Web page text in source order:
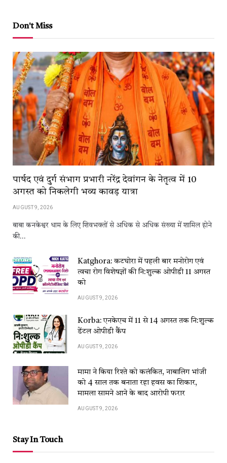
Don't Miss
पार्षद एवं दुर्ग संभाग प्रभारी नरेंद्र देवांगन के नेतृत्व में 10
अगस्त को निकलेगी भव्य कावड़ यात्रा
AUGUST 9, 2026
बाबा कनकेश्वर धाम के लिए शिवभक्तों से अधिक से अधिक संख्या में शामिल होने
की…
Katghora: कटघोरा में पहली बार मनोरोग एवं
त्वचा रोग विशेषज्ञों की नि:शुल्क ओपीडी 11 अगस्त
को
AUGUST 9, 2026
Korba: एनकेएच में 11 से 14 अगस्त तक नि:शुल्क
डेंटल ओपीडी कैंप
AUGUST 9, 2026
मामा ने किया रिश्ते को कलंकित, नाबालिग भांजी
को 4 साल तक बनाता रहा हवस का शिकार,
मामला सामने आने के बाद आरोपी फरार
AUGUST 9, 2026
Stay In Touch